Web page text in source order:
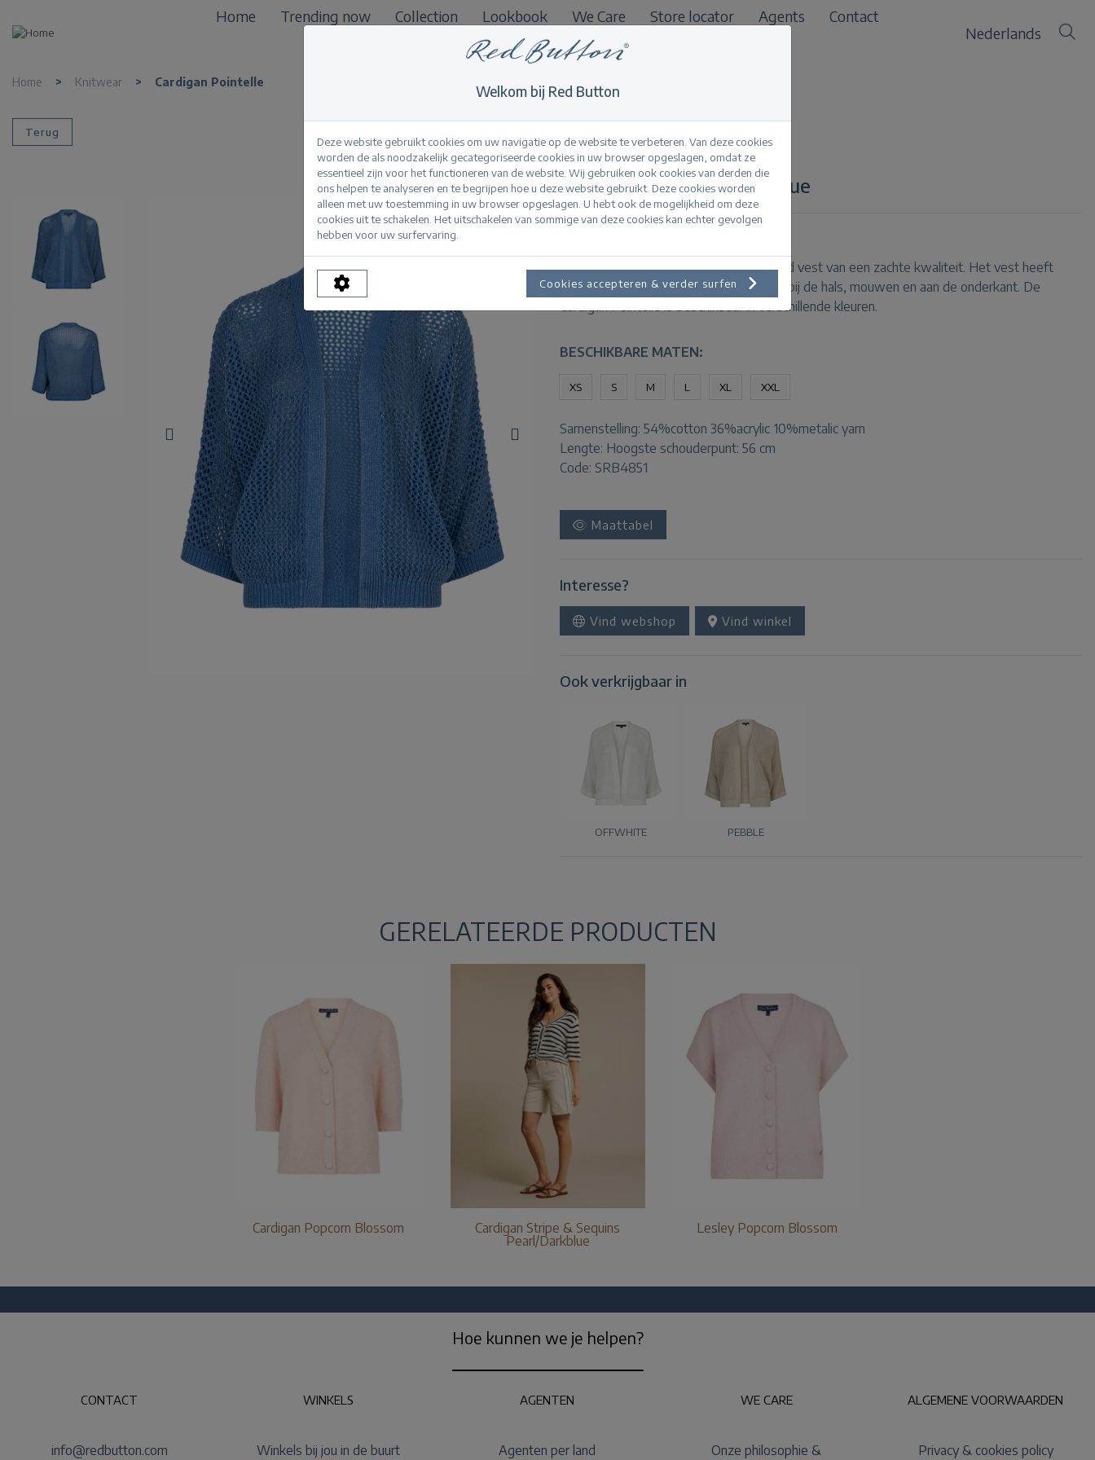
Home Trending now Collection Lookbook We Care Store locator Agents
Contact
B2B
Nederlands
Home > Knitwear > Cardigan Pointelle
Terug
Cardigan Pointelle jeansblue
De Cardigan Pointelle is een ajour gebreid vest van een zachte kwaliteit. Het vest heeft
driekwart mouwen en een geribd boord bij de hals, mouwen en aan de onderkant. De
Cardigan Pointelle is beschikbaar in verschillende kleuren.
BESCHIKBARE MATEN:
XS S M L XL XXL
Samenstelling: 54%cotton 36%acrylic 10%metalic yarn
Lengte: Hoogste schouderpunt: 56 cm
Code: SRB4851
Maattabel
Interesse?
Vind webshop Vind winkel
Ook verkrijgbaar in
OFFWHITE PEBBLE
GERELATEERDE PRODUCTEN
Cardigan Popcorn Blossom
Cardigan Stripe & Sequins
Pearl/Darkblue
Lesley Popcorn Blossom
Welkom bij Red Button
Deze website gebruikt cookies om uw navigatie op de website te verbeteren. Van deze cookies
worden de als noodzakelijk gecategoriseerde cookies in uw browser opgeslagen, omdat ze
essentieel zijn voor het functioneren van de website. Wij gebruiken ook cookies van derden die
ons helpen te analyseren en te begrijpen hoe u deze website gebruikt. Deze cookies worden
alleen met uw toestemming in uw browser opgeslagen. U hebt ook de mogelijkheid om deze
cookies uit te schakelen. Het uitschakelen van sommige van deze cookies kan echter gevolgen
hebben voor uw surfervaring.
Cookies accepteren & verder surfen
Hoe kunnen we je helpen?
CONTACT
info@redbutton.com
WINKELS
Winkels bij jou in de buurt
AGENTEN
Agenten per land
WE CARE
Onze philosophie &
ALGEMENE VOORWAARDEN
Privacy & cookies policy